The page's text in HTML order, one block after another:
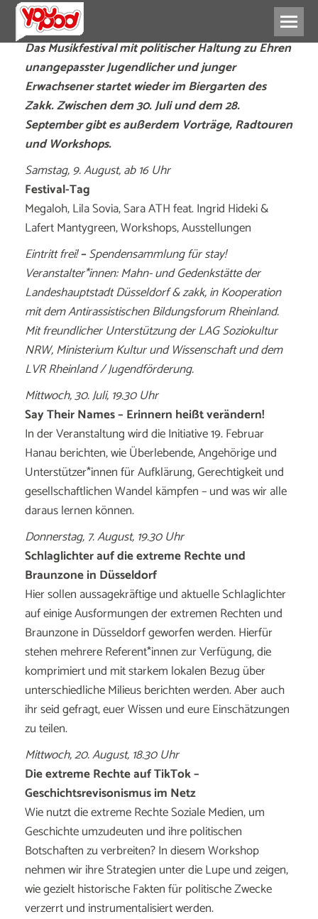
Das Musikfestival mit politischer Haltung zu Ehren
unangepasster Jugendlicher und junger
Erwachsener startet wieder im Biergarten des
Zakk. Zwischen dem 30. Juli und dem 28.
September gibt es außerdem Vorträge, Radtouren
und Workshops.
Samstag, 9. August, ab 16 Uhr
Festival-Tag
Megaloh, Lila Sovia, Sara ATH feat. Ingrid Hideki &
Lafert Mantygreen, Workshops, Ausstellungen
Eintritt frei!–Spendensammlung für stay!
Veranstalter*innen: Mahn- und Gedenkstätte der
Landeshauptstadt Düsseldorf & zakk, in Kooperation
mit dem Antirassistischen Bildungsforum Rheinland.
Mit freundlicher Unterstützung der LAG Soziokultur
NRW, Ministerium Kultur und Wissenschaft und dem
LVR Rheinland / Jugendförderung.
Mittwoch, 30. Juli, 19.30 Uhr
Say Their Names – Erinnern heißt verändern!
In der Veranstaltung wird die Initiative 19. Februar
Hanau berichten, wie Überlebende, Angehörige und
Unterstützer*innen für Aufklärung, Gerechtigkeit und
gesellschaftlichen Wandel kämpfen – und was wir alle
daraus lernen können.
Donnerstag, 7. August, 19.30 Uhr
Schlaglichter auf die extreme Rechte und
Braunzone in Düsseldorf
Hier sollen aussagekräftige und aktuelle Schlaglichter
auf einige Ausformungen der extremen Rechten und
Braunzone in Düsseldorf geworfen werden. Hierfür
stehen mehrere Referent*innen zur Verfügung, die
komprimiert und mit starkem lokalen Bezug über
unterschiedliche Milieus berichten werden. Aber auch
ihr seid gefragt, euer Wissen und eure Einschätzungen
zu teilen.
Mittwoch, 20. August, 18.30 Uhr
Die extreme Rechte auf TikTok –
Geschichtsrevisonismus im Netz
Wie nutzt die extreme Rechte Soziale Medien, um
Geschichte umzudeuten und ihre politischen
Botschaften zu verbreiten? In diesem Workshop
nehmen wir ihre Strategien unter die Lupe und zeigen,
wie gezielt historische Fakten für politische Zwecke
verzerrt und instrumentalisiert werden.